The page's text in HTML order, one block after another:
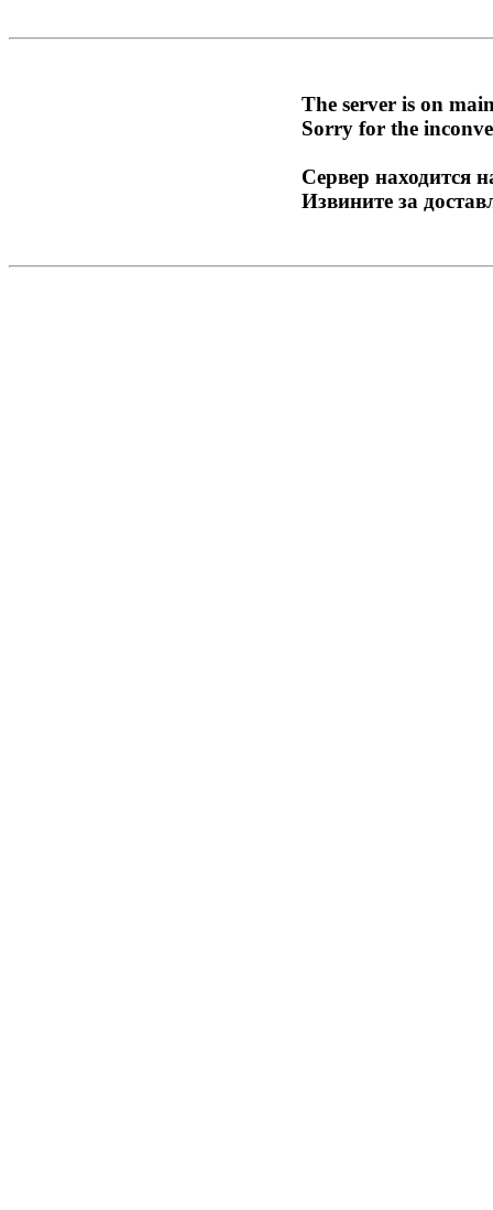
The server is on
Sorry for the
Сервер находится
Извините за